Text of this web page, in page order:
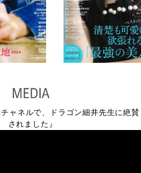
チャネルで、ドラゴン細井先生に絶賛
されました』